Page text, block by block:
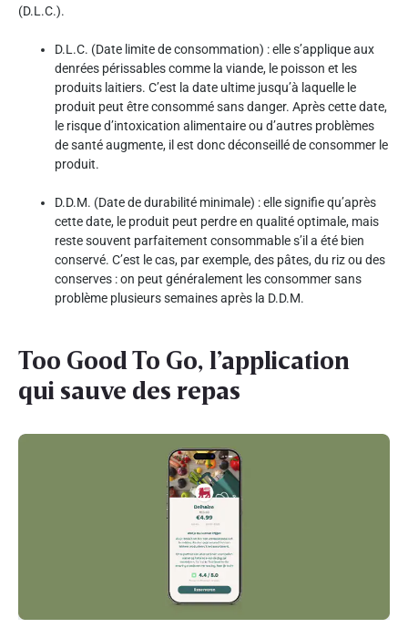
(D.L.C.).
D.L.C. (Date limite de consommation) : elle s’applique aux
denrées périssables comme la viande, le poisson et les
produits laitiers. C’est la date ultime jusqu’à laquelle le
produit peut être consommé sans danger. Après cette date,
le risque d’intoxication alimentaire ou d’autres problèmes
de santé augmente, il est donc déconseillé de consommer le
produit.
D.D.M. (Date de durabilité minimale) : elle signifie qu’après
cette date, le produit peut perdre en qualité optimale, mais
reste souvent parfaitement consommable s’il a été bien
conservé. C’est le cas, par exemple, des pâtes, du riz ou des
conserves : on peut généralement les consommer sans
problème plusieurs semaines après la D.D.M.
Too Good To Go, l’application
qui sauve des repas